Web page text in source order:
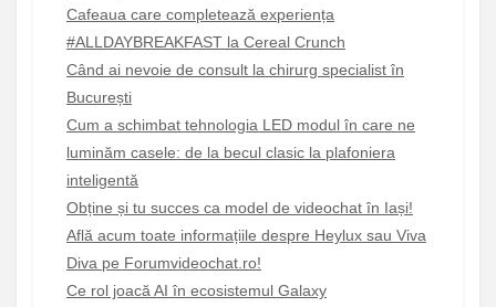
Cafeaua care completează experiența
#ALLDAYBREAKFAST la Cereal Crunch
Când ai nevoie de consult la chirurg specialist în
București
Cum a schimbat tehnologia LED modul în care ne
luminăm casele: de la becul clasic la plafoniera
inteligentă
Obține și tu succes ca model de videochat în Iași!
Află acum toate informațiile despre Heylux sau Viva
Diva pe Forumvideochat.ro!
Ce rol joacă AI în ecosistemul Galaxy